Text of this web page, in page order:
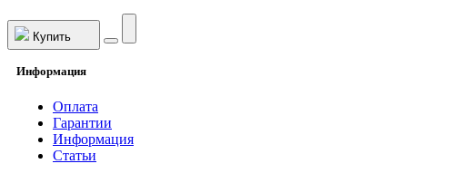
Купить
Информация
Оплата
Гарантии
Информация
Статьи